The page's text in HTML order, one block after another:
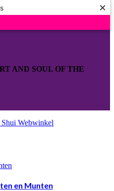
×
AND SOUL OF THE
en Munten